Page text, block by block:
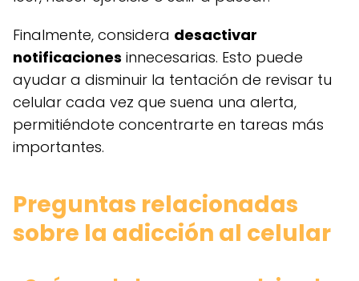
Finalmente, considera desactivar
notificaciones innecesarias. Esto puede
ayudar a disminuir la tentación de revisar tu
celular cada vez que suena una alerta,
permitiéndote concentrarte en tareas más
importantes.
Preguntas relacionadas
sobre la adicción al celular